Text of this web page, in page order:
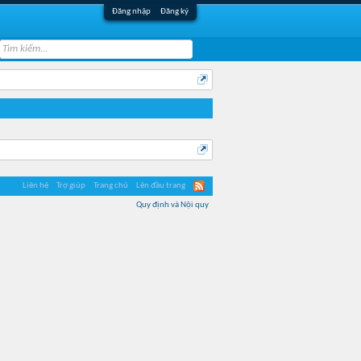
Đăng nhập Đăng ký
Liên hệ Trợ giúp Trang chủ Lên đầu trang
Quy định và Nội quy